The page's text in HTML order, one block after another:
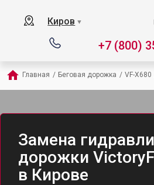
Киров ▼
+7 (800)
Главная / Беговая дорожка / VF-X680
Замена
дорожки
в Кирове